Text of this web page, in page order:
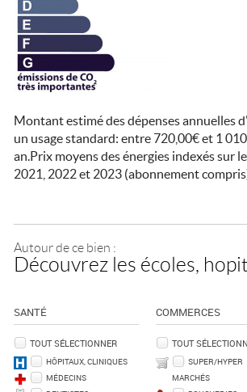
Montant estimé des dépenses annuelles
un usage standard: entre 720,00€ et 1
an.Prix moyens des énergies indexés sur
2021, 2022 et 2023 (abonnement
Autour de ce bien :
Découvrez les écoles,
SANTÉ
TOUT SÉLECTIONNER
HÔPITAUX, CLINIQUES
MÉDECINS
COMMERCES
TOUT
SUPER/HYPER
MARCHÉS